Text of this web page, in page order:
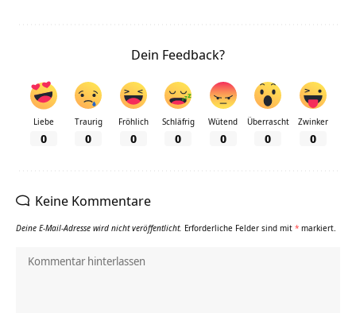
Dein Feedback?
Liebe
0
Traurig
0
Fröhlich
0
Schläfrig
0
Wütend
0
Überrascht
0
Zwinker
0
Keine Kommentare
Deine E-Mail-Adresse wird nicht veröffentlicht. Erforderliche Felder sind mit * markiert.